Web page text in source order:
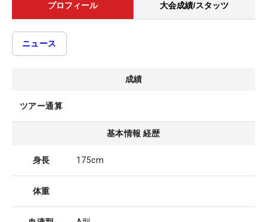
プロフィール 大会成績/スタッツ
ニュース
成績
ツアー通算
基本情報 経歴
身長 175cm
体重